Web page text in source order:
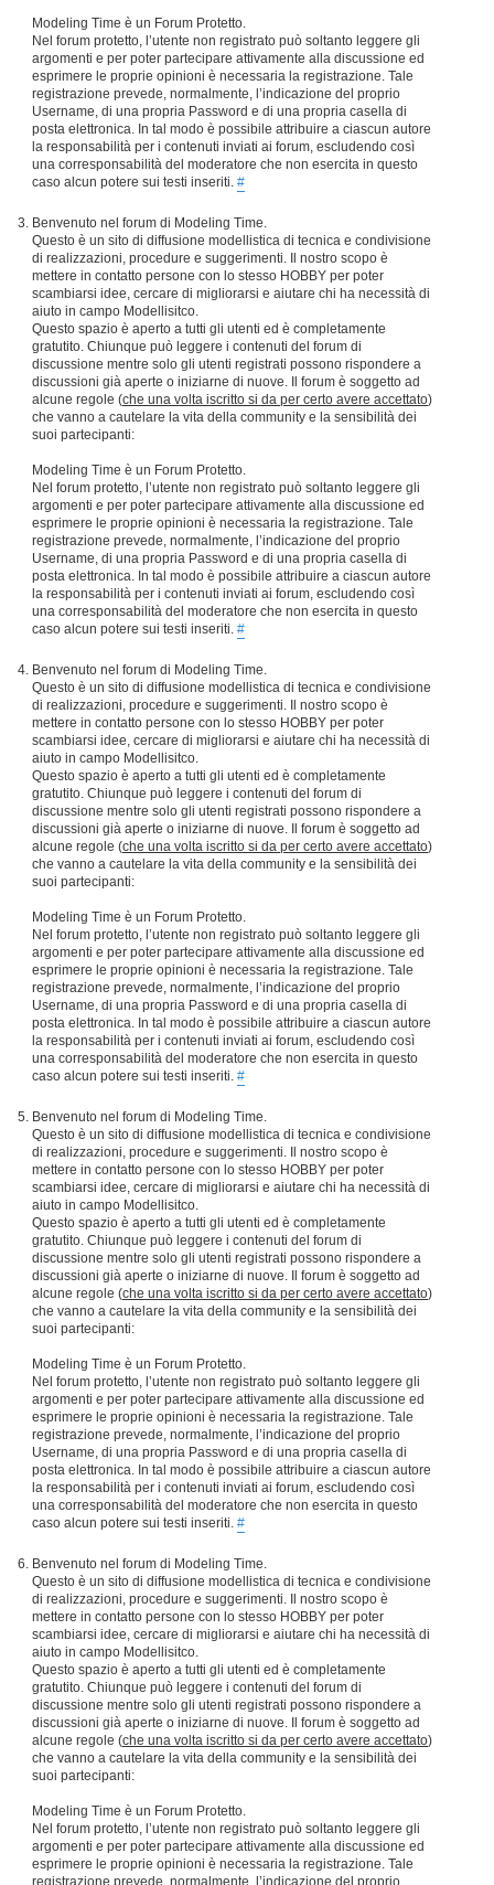
Modeling Time è un Forum Protetto.
Nel forum protetto, l’utente non registrato può soltanto leggere gli
argomenti e per poter partecipare attivamente alla discussione ed
esprimere le proprie opinioni è necessaria la registrazione. Tale
registrazione prevede, normalmente, l’indicazione del proprio
Username, di una propria Password e di una propria casella di
posta elettronica. In tal modo è possibile attribuire a ciascun autore
la responsabilità per i contenuti inviati ai forum, escludendo così
una corresponsabilità del moderatore che non esercita in questo
caso alcun potere sui testi inseriti. #
Benvenuto nel forum di Modeling Time.
Questo è un sito di diffusione modellistica di tecnica e condivisione
di realizzazioni, procedure e suggerimenti. Il nostro scopo è
mettere in contatto persone con lo stesso HOBBY per poter
scambiarsi idee, cercare di migliorarsi e aiutare chi ha necessità di
aiuto in campo Modellisitco.
Questo spazio è aperto a tutti gli utenti ed è completamente
gratutito. Chiunque può leggere i contenuti del forum di
discussione mentre solo gli utenti registrati possono rispondere a
discussioni già aperte o iniziarne di nuove. Il forum è soggetto ad
alcune regole (che una volta iscritto si da per certo avere accettato)
che vanno a cautelare la vita della community e la sensibilità dei
suoi partecipanti:
Modeling Time è un Forum Protetto.
Nel forum protetto, l’utente non registrato può soltanto leggere gli
argomenti e per poter partecipare attivamente alla discussione ed
esprimere le proprie opinioni è necessaria la registrazione. Tale
registrazione prevede, normalmente, l’indicazione del proprio
Username, di una propria Password e di una propria casella di
posta elettronica. In tal modo è possibile attribuire a ciascun autore
la responsabilità per i contenuti inviati ai forum, escludendo così
una corresponsabilità del moderatore che non esercita in questo
caso alcun potere sui testi inseriti. #
Benvenuto nel forum di Modeling Time.
Questo è un sito di diffusione modellistica di tecnica e condivisione
di realizzazioni, procedure e suggerimenti. Il nostro scopo è
mettere in contatto persone con lo stesso HOBBY per poter
scambiarsi idee, cercare di migliorarsi e aiutare chi ha necessità di
aiuto in campo Modellisitco.
Questo spazio è aperto a tutti gli utenti ed è completamente
gratutito. Chiunque può leggere i contenuti del forum di
discussione mentre solo gli utenti registrati possono rispondere a
discussioni già aperte o iniziarne di nuove. Il forum è soggetto ad
alcune regole (che una volta iscritto si da per certo avere accettato)
che vanno a cautelare la vita della community e la sensibilità dei
suoi partecipanti:
Modeling Time è un Forum Protetto.
Nel forum protetto, l’utente non registrato può soltanto leggere gli
argomenti e per poter partecipare attivamente alla discussione ed
esprimere le proprie opinioni è necessaria la registrazione. Tale
registrazione prevede, normalmente, l’indicazione del proprio
Username, di una propria Password e di una propria casella di
posta elettronica. In tal modo è possibile attribuire a ciascun autore
la responsabilità per i contenuti inviati ai forum, escludendo così
una corresponsabilità del moderatore che non esercita in questo
caso alcun potere sui testi inseriti. #
Benvenuto nel forum di Modeling Time.
Questo è un sito di diffusione modellistica di tecnica e condivisione
di realizzazioni, procedure e suggerimenti. Il nostro scopo è
mettere in contatto persone con lo stesso HOBBY per poter
scambiarsi idee, cercare di migliorarsi e aiutare chi ha necessità di
aiuto in campo Modellisitco.
Questo spazio è aperto a tutti gli utenti ed è completamente
gratutito. Chiunque può leggere i contenuti del forum di
discussione mentre solo gli utenti registrati possono rispondere a
discussioni già aperte o iniziarne di nuove. Il forum è soggetto ad
alcune regole (che una volta iscritto si da per certo avere accettato)
che vanno a cautelare la vita della community e la sensibilità dei
suoi partecipanti:
Modeling Time è un Forum Protetto.
Nel forum protetto, l’utente non registrato può soltanto leggere gli
argomenti e per poter partecipare attivamente alla discussione ed
esprimere le proprie opinioni è necessaria la registrazione. Tale
registrazione prevede, normalmente, l’indicazione del proprio
Username, di una propria Password e di una propria casella di
posta elettronica. In tal modo è possibile attribuire a ciascun autore
la responsabilità per i contenuti inviati ai forum, escludendo così
una corresponsabilità del moderatore che non esercita in questo
caso alcun potere sui testi inseriti. #
Benvenuto nel forum di Modeling Time.
Questo è un sito di diffusione modellistica di tecnica e condivisione
di realizzazioni, procedure e suggerimenti. Il nostro scopo è
mettere in contatto persone con lo stesso HOBBY per poter
scambiarsi idee, cercare di migliorarsi e aiutare chi ha necessità di
aiuto in campo Modellisitco.
Questo spazio è aperto a tutti gli utenti ed è completamente
gratutito. Chiunque può leggere i contenuti del forum di
discussione mentre solo gli utenti registrati possono rispondere a
discussioni già aperte o iniziarne di nuove. Il forum è soggetto ad
alcune regole (che una volta iscritto si da per certo avere accettato)
che vanno a cautelare la vita della community e la sensibilità dei
suoi partecipanti:
Modeling Time è un Forum Protetto.
Nel forum protetto, l’utente non registrato può soltanto leggere gli
argomenti e per poter partecipare attivamente alla discussione ed
esprimere le proprie opinioni è necessaria la registrazione. Tale
registrazione prevede, normalmente, l’indicazione del proprio